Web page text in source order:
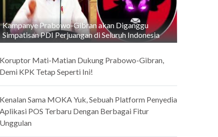
Kampanye Prabowo-Gibran akan Diganggu
Simpatisan PDI Perjuangan di Seluruh Indonesia
Mati-Matian Dukung Prabowo-Gibran,
KPK Tetap Seperti Ini!
Sama MOKA Yuk, Sebuah Platform Penyedia
POS Terbaru Dengan Berbagai Fitur